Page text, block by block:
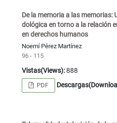
De la memoria a las memorias:
dológica en torno a la relación
en derechos humanos
Noemí Pérez Martínez
96 - 115
Vistas(Views):888
PDF